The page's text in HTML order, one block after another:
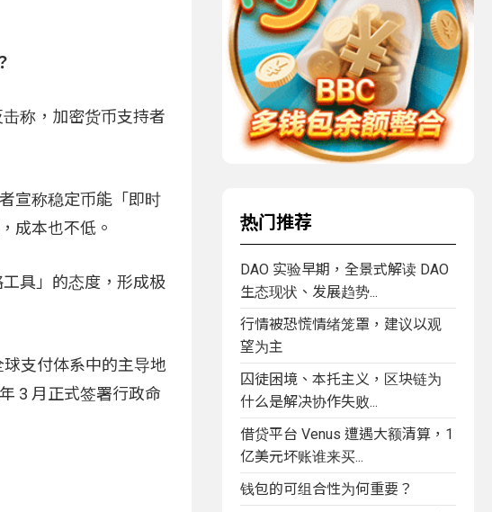
称，加密货币支持者
宣称稳定币能「即时
成本也不低。
具」的态度，形成极
支付体系中的主导地
3 月正式签署行政命
热门推荐
DAO 实验早期，全景式解读 DAO
生态现状、发展趋势...
行情被恐慌情绪笼罩，建议以观
望为主
囚徒困境、本托主义，区块链为
什么是解决协作失败...
借贷平台 Venus 遭遇大额清算，1
亿美元坏账谁来买...
钱包的可组合性为何重要？